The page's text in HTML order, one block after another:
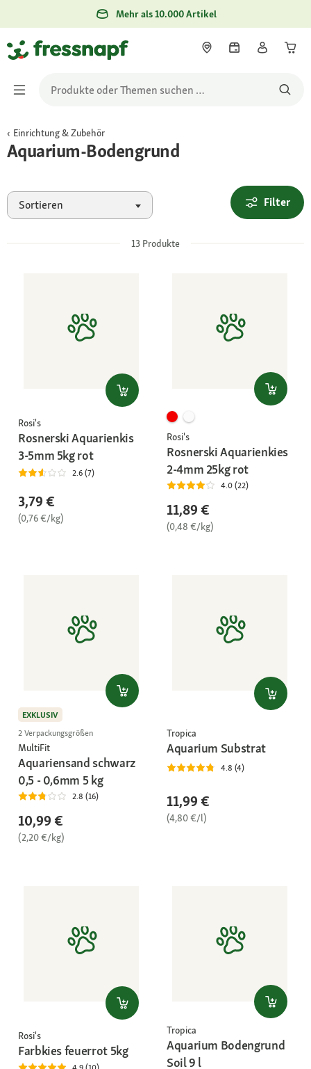
Mehr als 10.000 Artikel
Einrichtung & Zubehör
Aquarium-Bodengrund
Sortieren Filter
13 Produkte
Rosi's
Rosnerski Aquarienkis
3-5mm 5kg rot
2.6 (7)
3,79 €
(0,76 €/kg)
Rosi's
Rosnerski Aquarienkies
2-4mm 25kg rot
4.0 (22)
11,89 €
(0,48 €/kg)
EXKLUSIV
2 Verpackungsgrößen
MultiFit
Aquariensand schwarz
0,5 - 0,6mm 5 kg
2.8 (16)
10,99 €
(2,20 €/kg)
Tropica
Aquarium Substrat
4.8 (4)
11,99 €
(4,80 €/l)
Rosi's
Farbkies feuerrot 5kg
Tropica
Aquarium Bodengrund
Soil 9 l